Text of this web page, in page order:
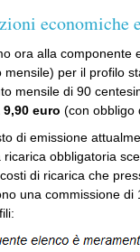
economiche
ora alla componente
mensile) per il profilo
mensile di 90
euro (con obbligo
di emissione
ricarica obbligatoria
di ricarica che
una commissione